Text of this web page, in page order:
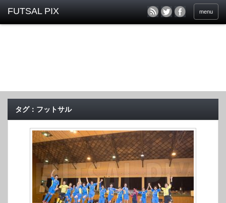
menu
タグ：フットサル